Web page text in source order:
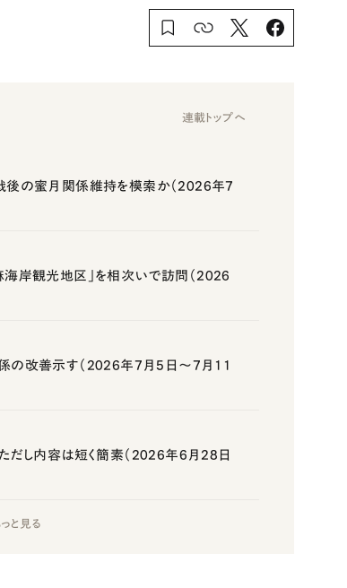
連載トップへ
後の蜜月関係維持を模索か（2026年7
岸観光地区」を相次いで訪問（2026
の改善示す（2026年7月5日～7月11
だし内容は短く簡素（2026年6月28日
っと見る